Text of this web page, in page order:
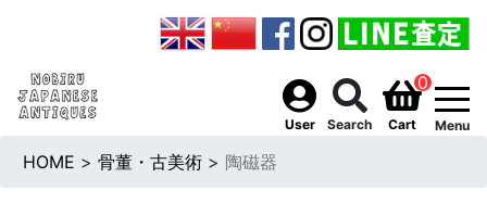
User Search
0
Cart Menu
HOME > 骨董・古美術 > 陶磁器